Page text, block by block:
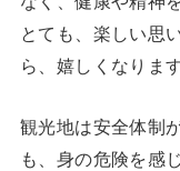
とても、楽しい思
ら、嬉しくなります
観光地は安全体制
も、身の危険を感